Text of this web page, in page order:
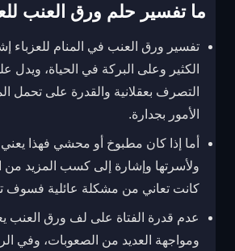
ما تفسير حلم ورق العنب
تفسير ورق العنب في المنام للعزباء
الكثير وعلى البركة في الحياة، ويدل
التصرف بعقلانية والقدرة على تحمل
الأمور بجدارة.
أما إذا كان مطبوخ أو محشي فهذا يعني
ولأسرتها وإشارة إلى كسب المزيد من
كانت تعاني من مشكلة عائلية
عدم قدرة الفتاة على لف ورق العنب
ومواجهة العديد من الصعوبات، وفي